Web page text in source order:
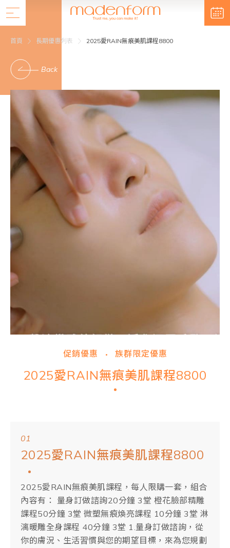
首頁 長期優惠列表 2025愛RAIN無痕美肌課程8800
Back
促銷優惠 族群限定優惠
2025愛RAIN無痕美肌課程8800
01
2025愛RAIN無痕美肌課程8800
2025愛RAIN無痕美肌課程，每人限購一套，組合
內容有： 量身訂做諮詢20分鐘 3堂 橙花臉部精雕
課程50分鐘 3堂 微塑無痕煥亮課程 10分鐘 3堂 淋
漓暖雕全身課程 40分鐘 3堂 1.量身訂做諮詢，從
你的膚況、生活習慣與您的期望目標，來為您規劃